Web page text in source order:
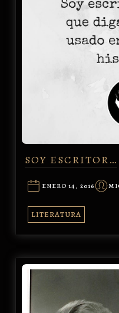
SOY ESCRITOR…
ENERO 14, 2016
LITERATURA